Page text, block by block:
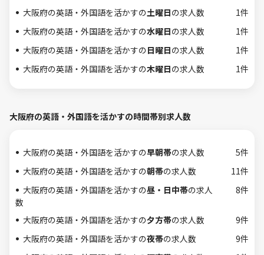
大阪府の英語・外国語を活かすの土曜日の求人数
1件
大阪府の英語・外国語を活かすの水曜日の求人数
1件
大阪府の英語・外国語を活かすの日曜日の求人数
1件
大阪府の英語・外国語を活かすの木曜日の求人数 1件
大阪府の英語・外国語を活かすの時間帯別求人数
大阪府の英語・外国語を活かすの早朝帯の求人数
5件
大阪府の英語・外国語を活かすの朝帯の求人数
11件
大阪府の英語・外国語を活かすの昼・日中帯の求人
数
8件
大阪府の英語・外国語を活かすの夕方帯の求人数
9件
大阪府の英語・外国語を活かすの夜帯の求人数
9件